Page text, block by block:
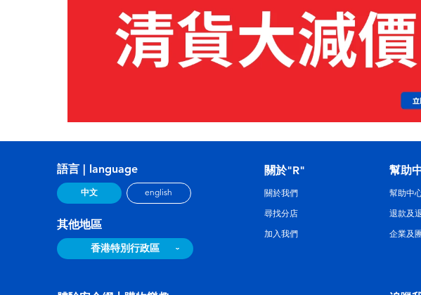
語言 | language
中文 english
其他地區
香港特別行政區
關於"R"
關於我們
尋找分店
加入我們
幫助
幫助中
退款及
企業及